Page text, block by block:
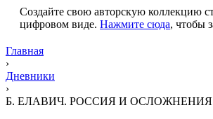
Создайте свою авторскую коллекцию
цифровом виде. Нажмите сюда, чтобы
Главная
›
Дневники
›
Б. ЕЛАВИЧ. РОССИЯ И ОСЛОЖНЕНИЯ